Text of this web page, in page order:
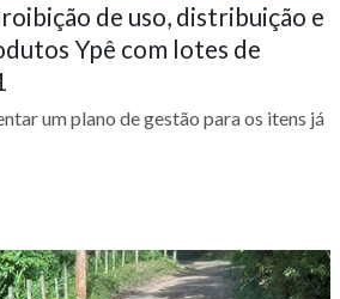
de uso, distribuição e
Ypê com lotes de
um plano de gestão para os itens já